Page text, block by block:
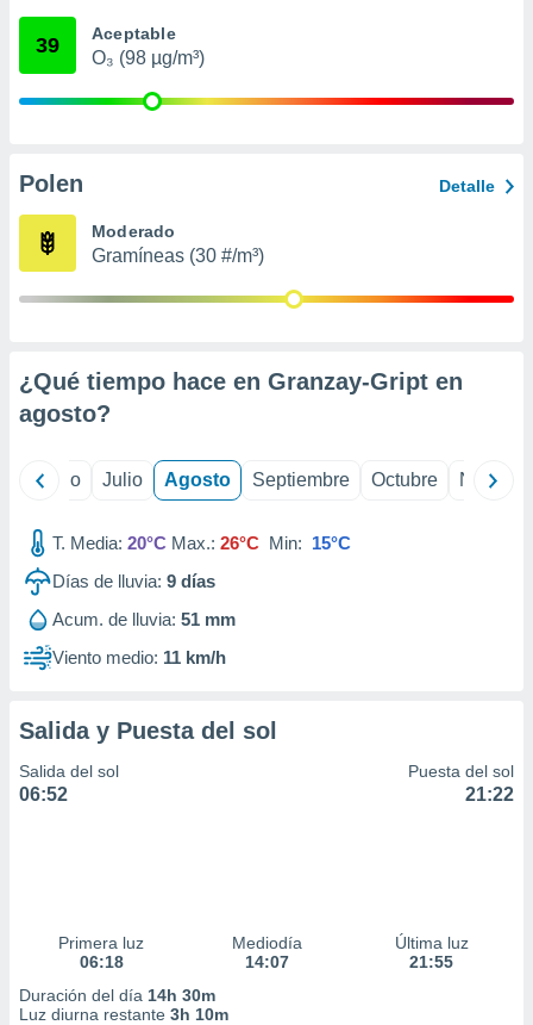
mediante
publicidad
de
39 Aceptable
O₃ (98 µg/m³)
Polen Detalle
Moderado
Gramíneas (30 #/m³)
¿Qué tiempo hace en Granzay-Gript en
agosto?
Junio Julio Agosto Septiembre Octubre
T. Media: 20°C Max.: 26°C Min: 15°C
Días de lluvia: 9 días
Acum. de lluvia: 51 mm
Viento medio: 11 km/h
Salida y Puesta del sol
Salida del sol
06:52
Puesta del sol
21:22
Primera luz
06:18
Mediodía
14:07
Última luz
21:55
Duración del día 14h 30m
Luz diurna restante 3h 10m